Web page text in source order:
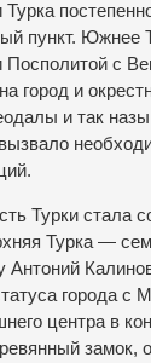
пункт. Южнее
Посполитой с
город и
и так
Турки стала
Турка —
Антоний
города с
центра в
замок,